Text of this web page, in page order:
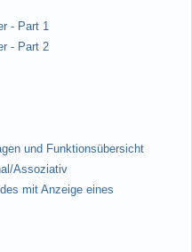
- Part 1
- Part 2
und Funktionsübersicht
Assoziativ
mit Anzeige eines